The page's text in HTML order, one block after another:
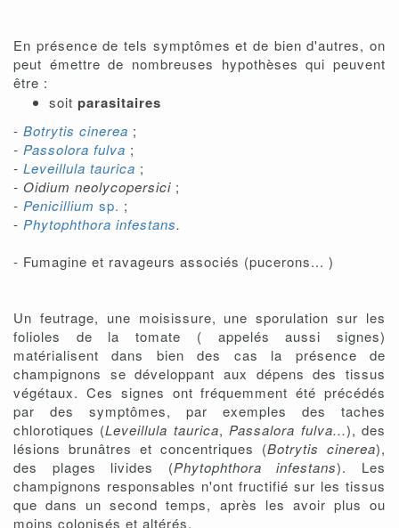
En présence de tels symptômes et de bien d'autres, on
peut émettre de nombreuses hypothèses qui peuvent
être :
soit parasitaires
- Botrytis cinerea ;
- Passolora fulva ;
- Leveillula taurica ;
- Oidium neolycopersici ;
- Penicillium sp. ;
- Phytophthora infestans.
- Fumagine et ravageurs associés (pucerons... )
Un feutrage, une moisissure, une sporulation sur les
folioles de la tomate ( appelés aussi signes)
matérialisent dans bien des cas la présence de
champignons se développant aux dépens des tissus
végétaux. Ces signes ont fréquemment été précédés
par des symptômes, par exemples des taches
chlorotiques (Leveillula taurica,Passalora fulva...), des
lésions brunâtres et concentriques (Botrytis cinerea),
des plages livides (Phytophthora infestans). Les
champignons responsables n'ont fructifié sur les tissus
que dans un second temps, après les avoir plus ou
moins colonisés et altérés.